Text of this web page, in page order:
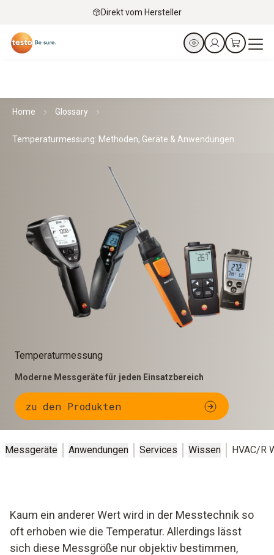
Direkt vom Hersteller
Home Glossary
Temperaturmessung: Methoden, Geräte & Anwendungen
Temperaturmessung
Moderne Messgeräte für jeden Einsatzbereich
zu den Produkten
Messgeräte Anwendungen Services Wissen HVAC/R
Kaum ein anderer Wert wird in der Messtechnik so
oft erhoben wie die Temperatur. Allerdings lässt
sich diese Messgröße nur objektiv bestimmen,